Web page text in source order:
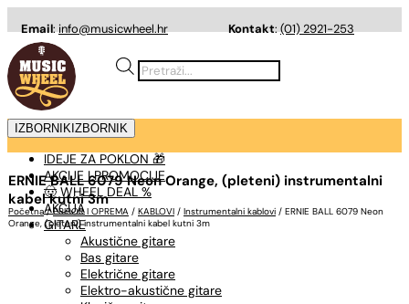
Email:info@musicwheel.hr Kontakt:(01) 2921-253
Products
search
IZBORNIK IZBORNIK
IDEJE ZA POKLON 🎁
AKCIJE I PROMOCIJE
🤠 WHEEL DEAL %
AKCIJA
GITARE
Akustične gitare
Bas gitare
Električne gitare
Elektro-akustične gitare
ERNIE BALL 6079 Neon Orange, (pleteni) instrumentalni
kabel kutni 3m
Početna/PRIBOR I OPREMA / KABLOVI / Instrumentalni kablovi / ERNIE BALL 6079 Neon
Orange, (pleteni) instrumentalni kabel kutni 3m